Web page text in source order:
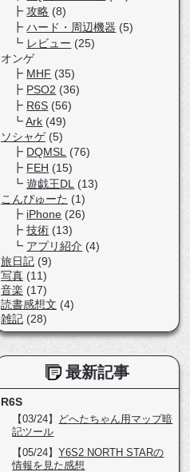
攻略 (8)
ハード・周辺機器 (5)
レビュー (25)
オンゲ
MHF (35)
PSO2 (36)
R6S (56)
Ark (49)
ソシャゲ(5)
DQMSL
(76)
FEH (15)
遊戯王DL
(13)
こんぴゅーた (1)
iPhone (26)
技術 (13)
アプリ紹介 (4)
旅日記 (9)
写真 (11)
音楽 (17)
読書感想文 (4)
雑記 (28)
最新記事
R6S
【03/24】
どへたちゃん用マップ暗
記ツール
【05/24】Y6S2 NORTH STARの
情報を見た感想